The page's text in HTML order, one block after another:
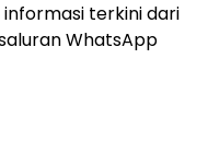
terkini dari
WhatsApp